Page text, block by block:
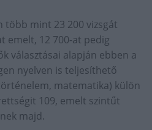
több mint 23 200 vizsgát
emelt, 12 700-at pedig
választásai alapján ebben a
nyelven is teljesíthető
matematika) külön
109, emelt szintűt
majd.